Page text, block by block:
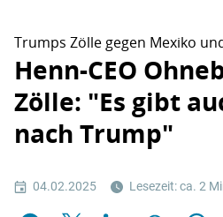
Trumps Zölle gegen Mexiko
Henn-CEO
Zölle: "Es gibt
nach Trump"
04.02.2025 Lesezeit: ca. 2